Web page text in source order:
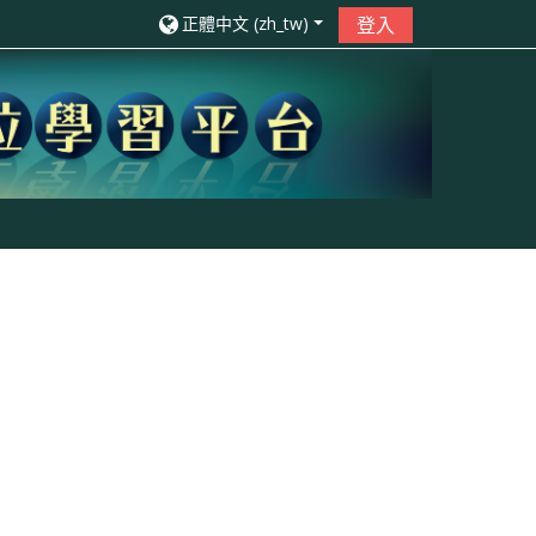
正體中文 ‎(zh_tw)‎ 登入